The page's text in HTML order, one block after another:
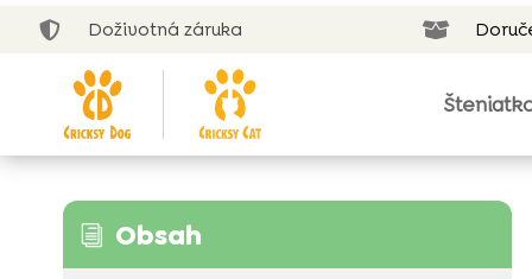
 Doživotná záruka 
i Obsah